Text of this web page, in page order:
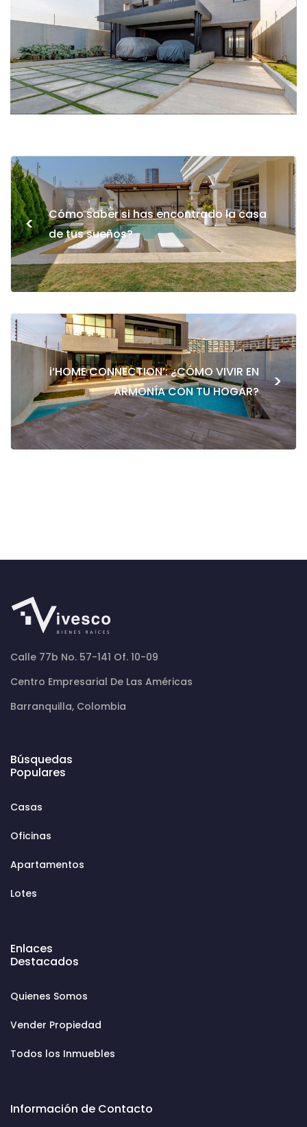
<
Cómo saber si has encontrado la casa
de tus sueños?
i‘HOME CONNECTION’: ¿CÓMO VIVIR EN
ARMONÍA CON TU HOGAR?
>
Calle 77b No. 57-141 Of. 10-09
Centro Empresarial De Las Américas
Barranquilla, Colombia
Búsquedas
Populares
Casas
Oficinas
Apartamentos
Lotes
Enlaces
Destacados
Quienes Somos
Vender Propiedad
Todos los Inmuebles
Información de Contacto